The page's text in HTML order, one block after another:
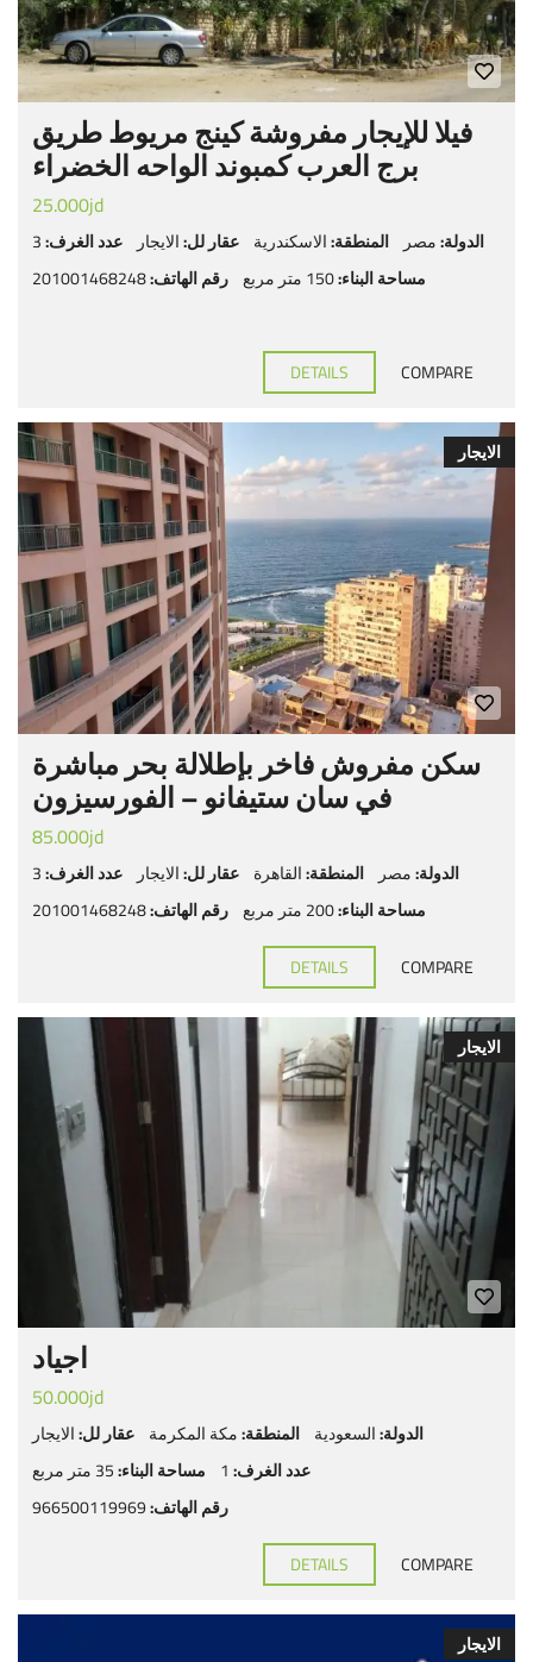
فيلا للإيجار مفروشة كينج مريوط طريق
برج العرب كمبوند الواحه الخضراء
25.000jd
الدولة:مصر المنطقة:الاسكندرية عقار لل:الايجار عدد الغرف:3
مساحة البناء:150 متر مربع رقم الهاتف:201001468248
COMPARE
DETAILS
الايجار
سكن مفروش فاخر بإطلالة بحر مباشرة
في سان ستيفانو – الفورسيزون
85.000jd
الدولة:مصر المنطقة:القاهرة عقار لل:الايجار عدد الغرف:3
مساحة البناء:200 متر مربع رقم الهاتف:201001468248
COMPARE
DETAILS
الايجار
اجياد
50.000jd
الدولة:السعودية المنطقة:مكة المكرمة عقار لل:الايجار
عدد الغرف:1 مساحة البناء:35 متر مربع
رقم الهاتف:966500119969
COMPARE
DETAILS
الايجار